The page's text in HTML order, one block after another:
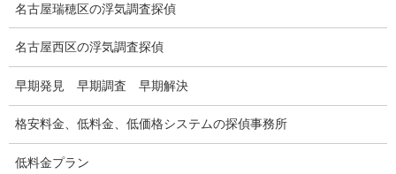
ご依頼の注意点
世界の盗聴事情
弊社が選ばれる理由
盗撮器
盗撮調査愛知県
名古屋瑞穂区の浮気調査探偵
名古屋西区の浮気調査探偵
早期発見 早期調査 早期解決
格安料金、低料金、低価格システムの探偵事務所
低料金プラン